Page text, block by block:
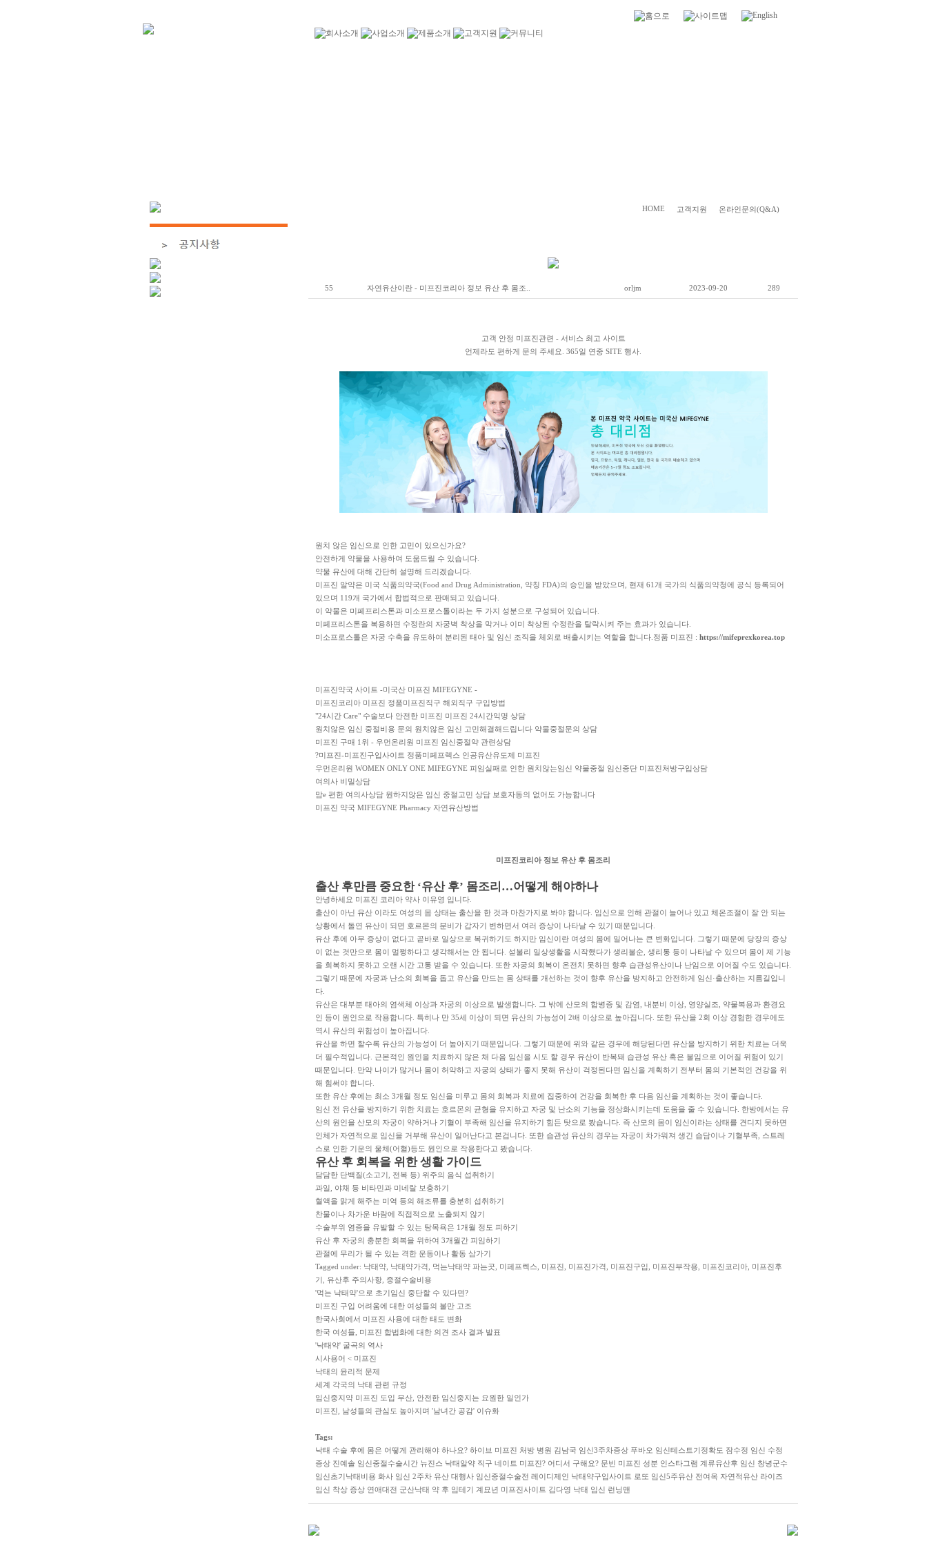
HOME 고객지원 온라인문의(Q&A)
55 자연유산이란 - 미프진코리아 정보 유산 후 몸조.. orljm 2023-09-20 289
고객 안정 미프진관련 - 서비스 최고 사이트
언제라도 편하게 문의 주세요. 365일 연중 SITE 행사.
원치 않은 임신으로 인한 고민이 있으신가요?
안전하게 약물을 사용하여 도움드릴 수 있습니다.
약물 유산에 대해 간단히 설명해 드리겠습니다.
미프진 알약은 미국 식품의약국(Food and Drug Administration, 약칭 FDA)의 승인을 받았으며, 현재 61개 국가의 식품의약청에 공식 등록되어
있으며 119개 국가에서 합법적으로 판매되고 있습니다.
이 약물은 미페프리스톤과 미소프로스톨이라는 두 가지 성분으로 구성되어 있습니다.
미페프리스톤을 복용하면 수정란의 자궁벽 착상을 막거나 이미 착상된 수정란을 탈락시켜 주는 효과가 있습니다.
미소프로스톨은 자궁 수축을 유도하여 분리된 태아 및 임신 조직을 체외로 배출시키는 역할을 합니다.정품 미프진 : https://mifeprexkorea.top
미프진약국 사이트 -미국산 미프진 MIFEGYNE -
미프진코리아 미프진 정품미프진직구 해외직구 구입방법
"24시간 Care" 수술보다 안전한 미프진 미프진 24시간익명 상담
원치않은 임신 중절비용 문의 원치않은 임신 고민해결해드립니다 약물중절문의 상담
미프진 구매 1위 - 우먼온리원 미프진 임신중절약 관련상담
?미프진-미프진구입사이트 정품미페프렉스 인공유산유도제 미프진
우먼온리원 WOMEN ONLY ONE MIFEGYNE 피임실패로 인한 원치않는임신 약물중절 임신중단 미프진처방구입상담
여의사 비밀상담
맘e 편한 여의사상담 원하지않은 임신 중절고민 상담 보호자동의 없어도 가능합니다
미프진 약국 MIFEGYNE Pharmacy 자연유산방법
미프진코리아 정보 유산 후 몸조리
출산 후만큼 중요한 ‘유산 후’ 몸조리…어떻게 해야하나
안녕하세요 미프진 코리아 약사 이유영 입니다.
출산이 아닌 유산 이라도 여성의 몸 상태는 출산을 한 것과 마찬가지로 봐야 합니다. 임신으로 인해 관절이 늘어나 있고 체온조절이 잘 안 되는
상황에서 돌연 유산이 되면 호르몬의 분비가 갑자기 변하면서 여러 증상이 나타날 수 있기 때문입니다.
유산 후에 아무 증상이 없다고 곧바로 일상으로 복귀하기도 하지만 임신이란 여성의 몸에 일어나는 큰 변화입니다. 그렇기 때문에 당장의 증상
이 없는 것만으로 몸이 멀쩡하다고 생각해서는 안 됩니다. 섣불리 일상생활을 시작했다가 생리불순, 생리통 등이 나타날 수 있으며 몸이 제 기능
을 회복하지 못하고 오랜 시간 고통 받을 수 있습니다. 또한 자궁의 회복이 온전치 못하면 향후 습관성유산이나 난임으로 이어질 수도 있습니다.
그렇기 때문에 자궁과 난소의 회복을 돕고 유산을 만드는 몸 상태를 개선하는 것이 향후 유산을 방지하고 안전하게 임신·출산하는 지름길입니
다.
유산은 대부분 태아의 염색체 이상과 자궁의 이상으로 발생합니다. 그 밖에 산모의 합병증 및 감염, 내분비 이상, 영양실조, 약물복용과 환경요
인 등이 원인으로 작용합니다. 특히나 만 35세 이상이 되면 유산의 가능성이 2배 이상으로 높아집니다. 또한 유산을 2회 이상 경험한 경우에도
역시 유산의 위험성이 높아집니다.
유산을 하면 할수록 유산의 가능성이 더 높아지기 때문입니다. 그렇기 때문에 위와 같은 경우에 해당된다면 유산을 방지하기 위한 치료는 더욱
더 필수적입니다. 근본적인 원인을 치료하지 않은 채 다음 임신을 시도 할 경우 유산이 반복돼 습관성 유산 혹은 불임으로 이어질 위험이 있기
때문입니다. 만약 나이가 많거나 몸이 허약하고 자궁의 상태가 좋지 못해 유산이 걱정된다면 임신을 계획하기 전부터 몸의 기본적인 건강을 위
해 힘써야 합니다.
또한 유산 후에는 최소 3개월 정도 임신을 미루고 몸의 회복과 치료에 집중하여 건강을 회복한 후 다음 임신을 계획하는 것이 좋습니다.
임신 전 유산을 방지하기 위한 치료는 호르몬의 균형을 유지하고 자궁 및 난소의 기능을 정상화시키는데 도움을 줄 수 있습니다. 한방에서는 유
산의 원인을 산모의 자궁이 약하거나 기혈이 부족해 임신을 유지하기 힘든 탓으로 봤습니다. 즉 산모의 몸이 임신이라는 상태를 견디지 못하면
인체가 자연적으로 임신을 거부해 유산이 일어난다고 본겁니다. 또한 습관성 유산의 경우는 자궁이 차가워져 생긴 습담이나 기혈부족, 스트레
스로 인한 기운의 울체(어혈)등도 원인으로 작용한다고 봤습니다.
유산 후 회복을 위한 생활 가이드
담담한 단백질(소고기, 전복 등) 위주의 음식 섭취하기
과일, 야채 등 비타민과 미네랄 보충하기
혈액을 맑게 해주는 미역 등의 해조류를 충분히 섭취하기
찬물이나 차가운 바람에 직접적으로 노출되지 않기
수술부위 염증을 유발할 수 있는 탕목욕은 1개월 정도 피하기
유산 후 자궁의 충분한 회복을 위하여 3개월간 피임하기
관절에 무리가 될 수 있는 격한 운동이나 활동 삼가기
Tagged under: 낙태약, 낙태약가격, 먹는낙태약 파는곳, 미페프렉스, 미프진, 미프진가격, 미프진구입, 미프진부작용, 미프진코리아, 미프진후
기, 유산후 주의사항, 중절수술비용
'먹는 낙태약'으로 초기임신 중단할 수 있다면?
미프진 구입 어려움에 대한 여성들의 불만 고조
한국사회에서 미프진 사용에 대한 태도 변화
한국 여성들, 미프진 합법화에 대한 의견 조사 결과 발표
'낙태약' 굴곡의 역사
시사용어 < 미프진
낙태의 윤리적 문제
세계 각국의 낙태 관련 규정
임신중지약 미프진 도입 무산, 안전한 임신중지는 요원한 일인가
미프진, 남성들의 관심도 높아지며 '남녀간 공감' 이슈화
Tags:
낙태 수술 후에 몸은 어떻게 관리해야 하나요? 하이브 미프진 처방 병원 김남국 임신3주차증상 푸바오 임신테스트기정확도 잠수정 임신 수정
증상 진예솔 임신중절수술시간 뉴진스 낙태알약 직구 네이트 미프진? 어디서 구해요? 문빈 미­프진 성분 인스타그램 계류유산후 임신 창녕군수
임신초기낙태비용 화사 임신 2주차 유산 대행사 임신중절수술전 레이디제인 낙태약구입사이트 로또 임신5주유산 전여옥 자연적유산 라이즈
임신 착상 증상 연애대전 군산낙태 약 후 임테기 계묘년 미프진사이트 김다영 낙태 임신 런닝맨